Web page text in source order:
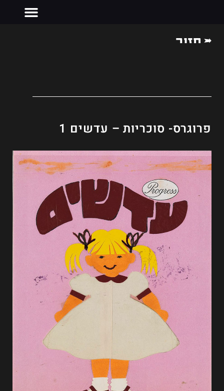
חזור
פרוגרס- סוכריות – עדשים 1